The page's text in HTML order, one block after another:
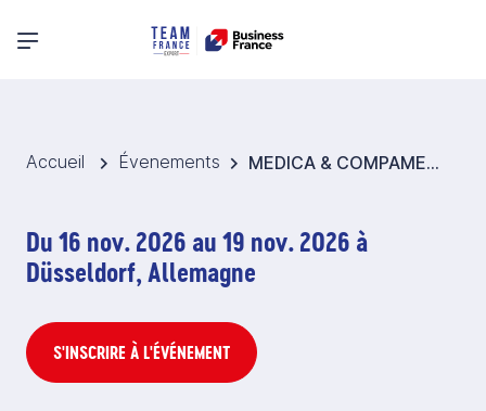
Menu principal
Accueil Évenements MEDICA & COMPAMED 2026 - Espace région Centre-Val de Loire
Du 16 nov. 2026 au 19 nov. 2026 à
Düsseldorf, Allemagne
S'INSCRIRE À L'ÉVÉNEMENT